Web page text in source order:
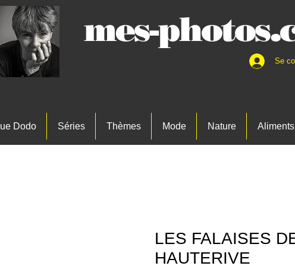
mes-
Se
Dodo Séries Thèmes Mode Nature Aliments
LES FALAISES
HAUTERIVE